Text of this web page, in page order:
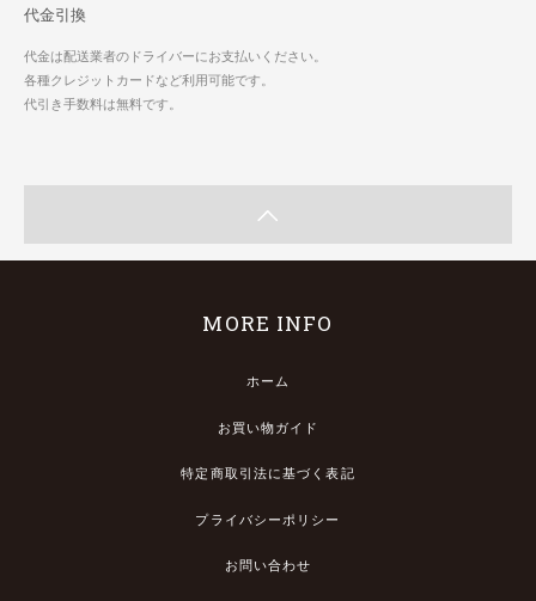
代金引換
代金は配送業者のドライバーにお支払いください。
各種クレジットカードなど利用可能です。
代引き手数料は無料です。
MORE INFO
ホーム
お買い物ガイド
特定商取引法に基づく表記
プライバシーポリシー
お問い合わせ